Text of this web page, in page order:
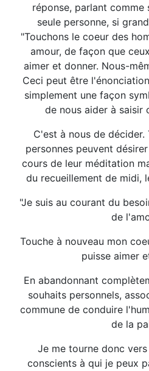
réponse, parlant
seule personne, si
"Touchons le coeur des
amour, de façon que
aimer et donner. Nous-
Ceci peut être
simplement une façon
de nous aider à saisir
C'est à nous de
personnes peuvent
cours de leur méditation
du recueillement de midi,
"Je suis au courant du
de
Touche à nouveau mon
puisse aimer
En abandonnant
souhaits personnels,
commune de conduire
de la
Je me tourne donc
conscients à qui je peux